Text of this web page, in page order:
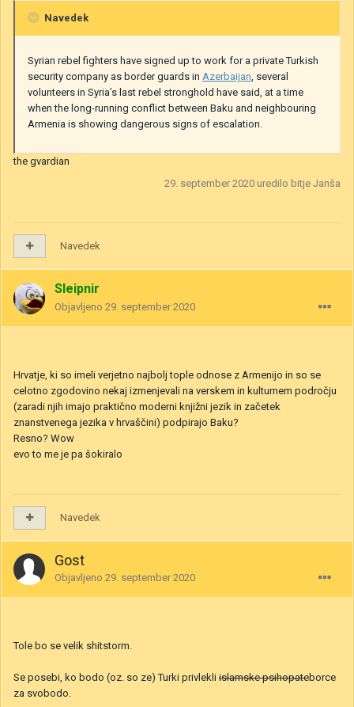
Navedek
Syrian rebel fighters have signed up to work for a private Turkish
security company as border guards in Azerbaijan, several
volunteers in Syria’s last rebel stronghold have said, at a time
when the long-running conflict between Baku and neighbouring
Armenia is showing dangerous signs of escalation.
the gvardian
29. september 2020 uredilo bitje Janša
Navedek
Sleipnir
Objavljeno 29. september 2020
Hrvatje, ki so imeli verjetno najbolj tople odnose z Armenijo in so se
celotno zgodovino nekaj izmenjevali na verskem in kulturnem področju
(zaradi njih imajo praktično moderni knjižni jezik in začetek
znanstvenega jezika v hrvaščini) podpirajo Baku?
Resno? Wow
evo to me je pa šokiralo
Navedek
Gost
Objavljeno 29. september 2020
Tole bo se velik shitstorm.
Se posebi, ko bodo (oz. so ze) Turki privlekli islamske psihopateborce
za svobodo.